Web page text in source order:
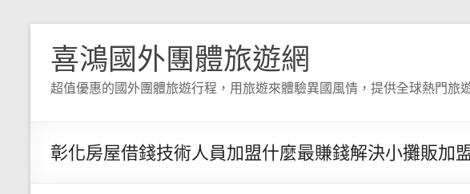
喜鴻國外團體旅遊網
超值優惠的國外團體旅遊行程，用旅遊來體驗異國風情，提供全球熱門旅
彰化房屋借錢技術人員加盟什麼最賺錢解決小攤販加